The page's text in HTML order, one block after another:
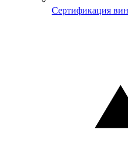
Сертификация